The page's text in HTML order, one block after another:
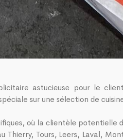
astucieuse pour le
sur une sélection de
où la clientèle
Tours, Leers, Laval,